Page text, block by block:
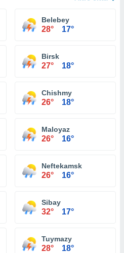
Belebey
28° 17°
Birsk
27° 18°
Chishmy
26° 18°
Maloyaz
26° 16°
Neftekamsk
26° 16°
Sibay
32° 17°
Tuymazy
28° 18°